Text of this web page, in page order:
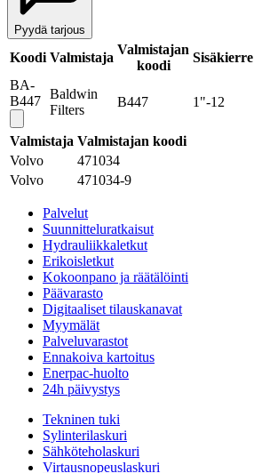
Pyydä tarjous
Koodi Valmistaja
Valmistajan
koodi
Sisäkierre
BA-
B447 Baldwin
Filters
B447 1"-12
Valmistaja Valmistajan koodi
Volvo
471034
Volvo
471034-9
Palvelut
Suunnitteluratkaisut
Hydrauliikkaletkut
Erikoisletkut
Kokoonpano ja räätälöinti
Päävarasto
Digitaaliset tilauskanavat
Myymälät
Palveluvarastot
Ennakoiva kartoitus
Enerpac-huolto
24h päivystys
Tekninen tuki
Sylinterilaskuri
Sähköteholaskuri
Virtausnopeuslaskuri